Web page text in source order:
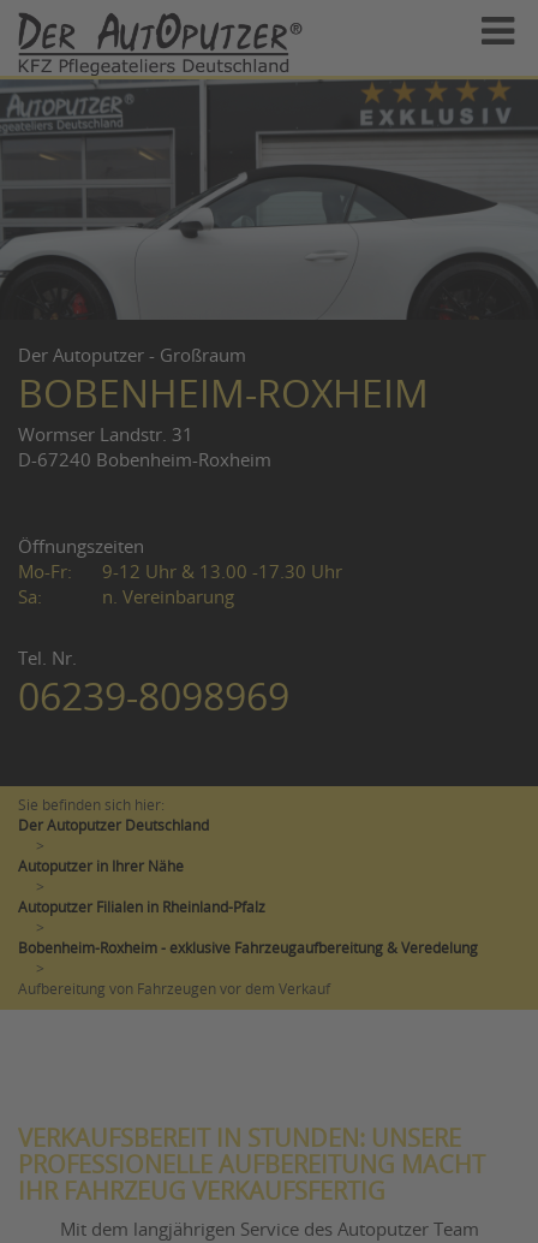
Der Autoputzer - Großraum
BOBENHEIM-ROXHEIM
Wormser Landstr. 31
D-67240 Bobenheim-Roxheim
Öffnungszeiten
Mo-Fr:
9-12 Uhr & 13.00 -17.30 Uhr
Sa:
n. Vereinbarung
Tel. Nr.
06239-8098969
Sie befinden sich hier:
Der Autoputzer Deutschland
>
Autoputzer in Ihrer Nähe
>
Autoputzer Filialen in Rheinland-Pfalz
>
Bobenheim-Roxheim - exklusive Fahrzeugaufbereitung & Veredelung
>
Aufbereitung von Fahrzeugen vor dem Verkauf
VERKAUFSBEREIT IN STUNDEN: UNSERE
PROFESSIONELLE AUFBEREITUNG MACHT
IHR FAHRZEUG VERKAUFSFERTIG
Mit dem langjährigen Service des Autoputzer Team